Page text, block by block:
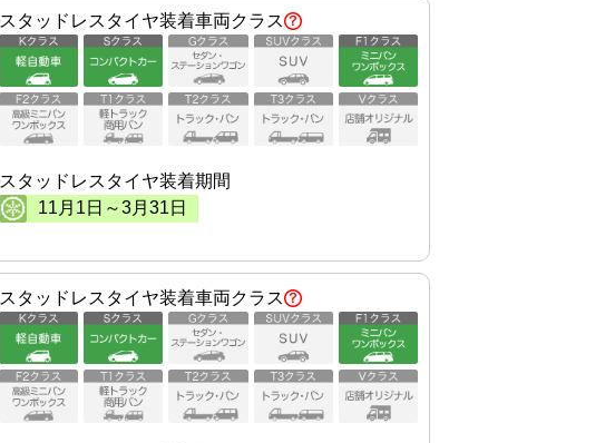
スタッドレスタイヤ装着車両クラス
スタッドレスタイヤ装着期間
11 月 1 日～3月 31 日
スタッドレスタイヤ装着車両クラス